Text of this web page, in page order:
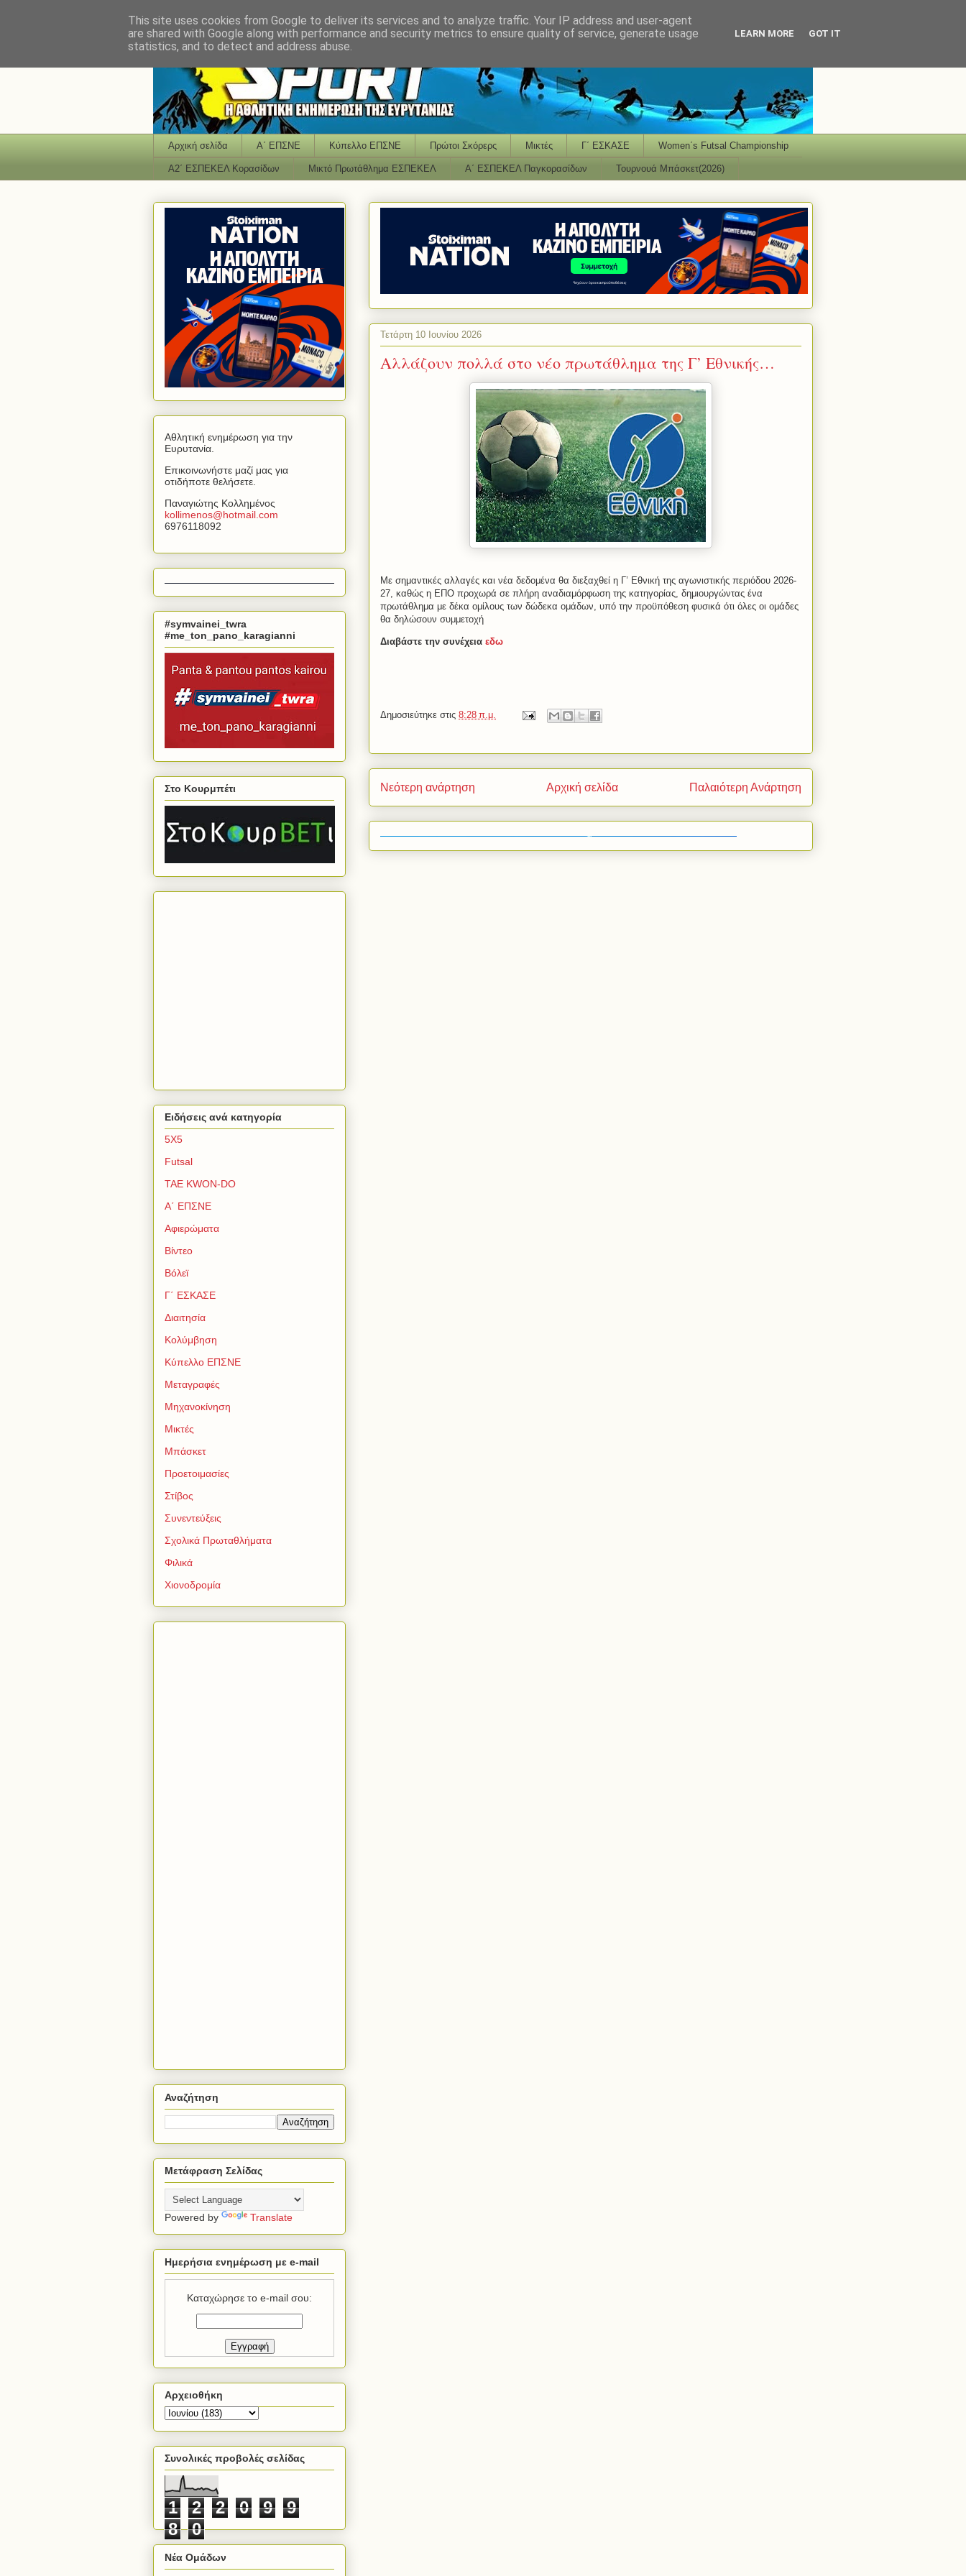
Αρχική σελίδα Α΄ ΕΠΣΝΕ Κύπελλο ΕΠΣΝΕ Πρώτοι Σκόρερς Μικτές Γ΄ ΕΣΚΑΣΕ Women΄s Futsal Championship
Α2΄ ΕΣΠΕΚΕΛ Κορασίδων Μικτό Πρωτάθλημα ΕΣΠΕΚΕΛ Α΄ ΕΣΠΕΚΕΛ Παγκορασίδων Τουρνουά Μπάσκετ(2026)
Τετάρτη 10 Ιουνίου 2026
Αλλάζουν πολλά στο νέο πρωτάθλημα της Γ’ Εθνικής…
Με σημαντικές αλλαγές και νέα δεδομένα θα διεξαχθεί η Γ’ Εθνική της αγωνιστικής περιόδου 2026-
27, καθώς η ΕΠΟ προχωρά σε πλήρη αναδιαμόρφωση της κατηγορίας, δημιουργώντας ένα
πρωτάθλημα με δέκα ομίλους των δώδεκα ομάδων, υπό την προϋπόθεση φυσικά ότι όλες οι ομάδες
θα δηλώσουν συμμετοχή
Διαβάστε την συνέχεια εδω
Δημοσιεύτηκε στις 8:28 π.μ.
Νεότερη ανάρτηση Παλαιότερη Ανάρτηση
Αρχική σελίδα
Αθλητική ενημέρωση για την
Ευρυτανία.
Επικοινωνήστε μαζί μας για
οτιδήποτε θελήσετε.
Παναγιώτης Κολλημένος
kollimenos@hotmail com
6976118092
#symvainei_twra
#me_ton_pano_karagianni
Στο Κουρμπέτι
Ειδήσεις ανά κατηγορία
5Χ5
Futsal
TAE KWON-DO
Α΄ ΕΠΣΝΕ
Αφιερώματα
Βίντεο
Βόλεϊ
Γ΄ ΕΣΚΑΣΕ
Διαιτησία
Κολύμβηση
Κύπελλο ΕΠΣΝΕ
Μεταγραφές
Μηχανοκίνηση
Μικτές
Μπάσκετ
Προετοιμασίες
Στίβος
Συνεντεύξεις
Σχολικά Πρωταθλήματα
Φιλικά
Χιονοδρομία
Αναζήτηση
Μετάφραση Σελίδας
Powered by Translate
Ημερήσια ενημέρωση με e-mail
Καταχώρησε το e-mail σου:
Αρχειοθήκη
Συνολικές προβολές σελίδας
1 2 2 0 9
9
8
0
Νέα Ομάδων
This site uses cookies from Google to deliver its services and to analyze traffic. Your IP address and user-agent
are shared with Google along with performance and security metrics to ensure quality of service, generate usage
statistics, and to detect and address abuse.
LEARN MORE GOT IT